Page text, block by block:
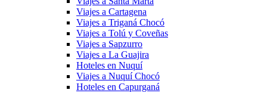
Viajes a Cartagena
Viajes a Triganá Chocó
Viajes a Tolú y Coveñas
Viajes a Sapzurro
Viajes a La Guajira
Hoteles en Nuquí
Viajes a Nuquí Chocó
Hoteles en Capurganá